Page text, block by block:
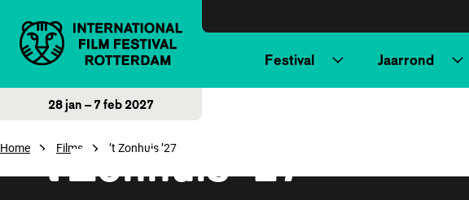
Festival Jaarrond
28 jan – 7 feb 2027
Home Films ’t Zonhuis ’27
’t Zonhuis ’27